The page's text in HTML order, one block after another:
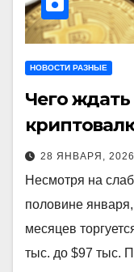
НОВОСТИ РАЗНЫЕ
Чего
28 ЯНВАРЯ, 2026
Несмотря на
половине
месяцев
тыс. до $97 тыс.